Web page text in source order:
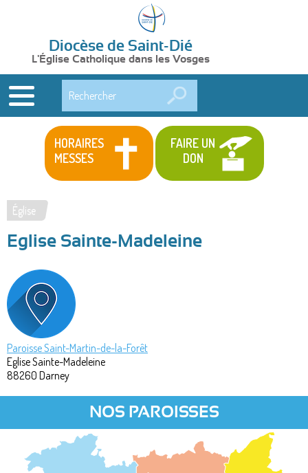
Diocèse de Saint-Dié
L'Église Catholique dans les Vosges
HORAIRES
MESSES
FAIRE UN
DON
Vous
êtes
ici
Église
Eglise Sainte-Madeleine
Paroisse Saint-Martin-de-la-Forêt
Eglise Sainte-Madeleine
88260 Darney
NOS PAROISSES